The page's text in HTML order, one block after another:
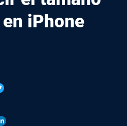
iPhone